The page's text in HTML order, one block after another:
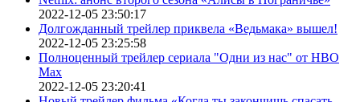
2022-12-05 23:50:17
Долгожданный трейлер приквела «Ведьмака» вышел!
2022-12-05 23:25:58
Полноценный трейлер сериала "Одни из нас" от HBO
Max
2022-12-05 23:20:41